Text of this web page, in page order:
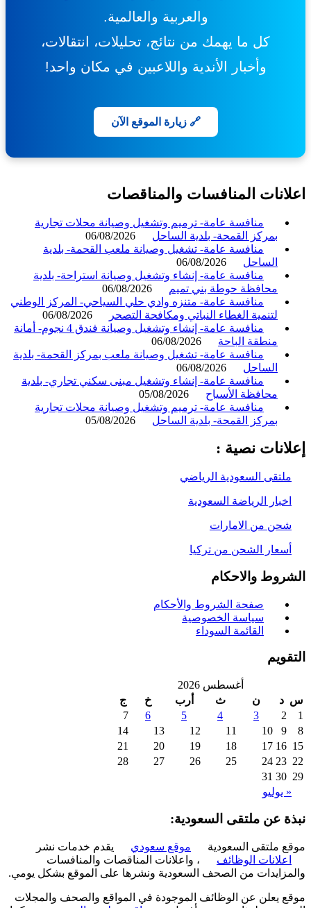
والعربية والعالمية.
كل ما يهمك من نتائج، تحليلات، انتقالات،
وأخبار الأندية واللاعبين في مكان واحد!
🔗 زيارة الموقع الآن
المنافسات والمناقصات
منافسة عامة- ترميم وتشغيل وصيانة محلات تجارية
بمركز القمحة- بلدية الساحل
06/08/2026
منافسة عامة- تشغيل وصيانة ملعب القحمة- بلدية
الساحل
06/08/2026
منافسة عامة- إنشاء وتشغيل وصيانة استراحة- بلدية
محافظة حوطة بني تميم
06/08/2026
منافسة عامة- متنزه وادي حلي السياحي- المركز الوطني
لتنمية الغطاء النباتي ومكافحة التصحر
06/08/2026
منافسة عامة- إنشاء وتشغيل وصيانة فندق 4 نجوم- أمانة
منطقة الباحة
06/08/2026
منافسة عامة- تشغيل وصيانة ملعب بمركز القحمة- بلدية
الساحل
06/08/2026
منافسة عامة- إنشاء وتشغيل مبنى سكني تجاري- بلدية
محافظة الأسياح
05/08/2026
منافسة عامة- ترميم وتشغيل وصيانة محلات تجارية
بمركز القمحة- بلدية الساحل
05/08/2026
نصية :
السعودية الرياضي
الرياضة السعودية
من الامارات
الشحن من تركيا
والاحكام
صفحة الشروط والأحكام
سياسة الخصوصية
القائمة السوداء
أغسطس 2026
د
ن
ج
7
10
16
17
23
24
30
31
يوليو
عن ملتقى السعودية:
ملتقى السعودية موقع سعودي
يقدم خدمات نشر
الوظائف
، واعلانات المناقصات والمنافسات
من الصحف السعودية ونشرها على الموقع بشكل يومي.
يعلن عن الوظائف الموجودة في المواقع والصحف والمجلات